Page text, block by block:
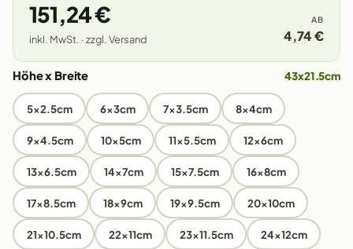
151,24 €
inkl. MwSt. · zzgl. Versand
AB
4,74 €
Höhe x Breite 43x21.5cm
5x2.5cm 6x3cm 7x3.5cm 8x4cm
9x4.5cm 10x5cm 11x5.5cm 12x6cm
13x6.5cm 14x7cm 15x7.5cm 16x8cm
17x8.5cm 18x9cm 19x9.5cm 20x10cm
21x10.5cm 22x11cm 23x11.5cm 24x12cm